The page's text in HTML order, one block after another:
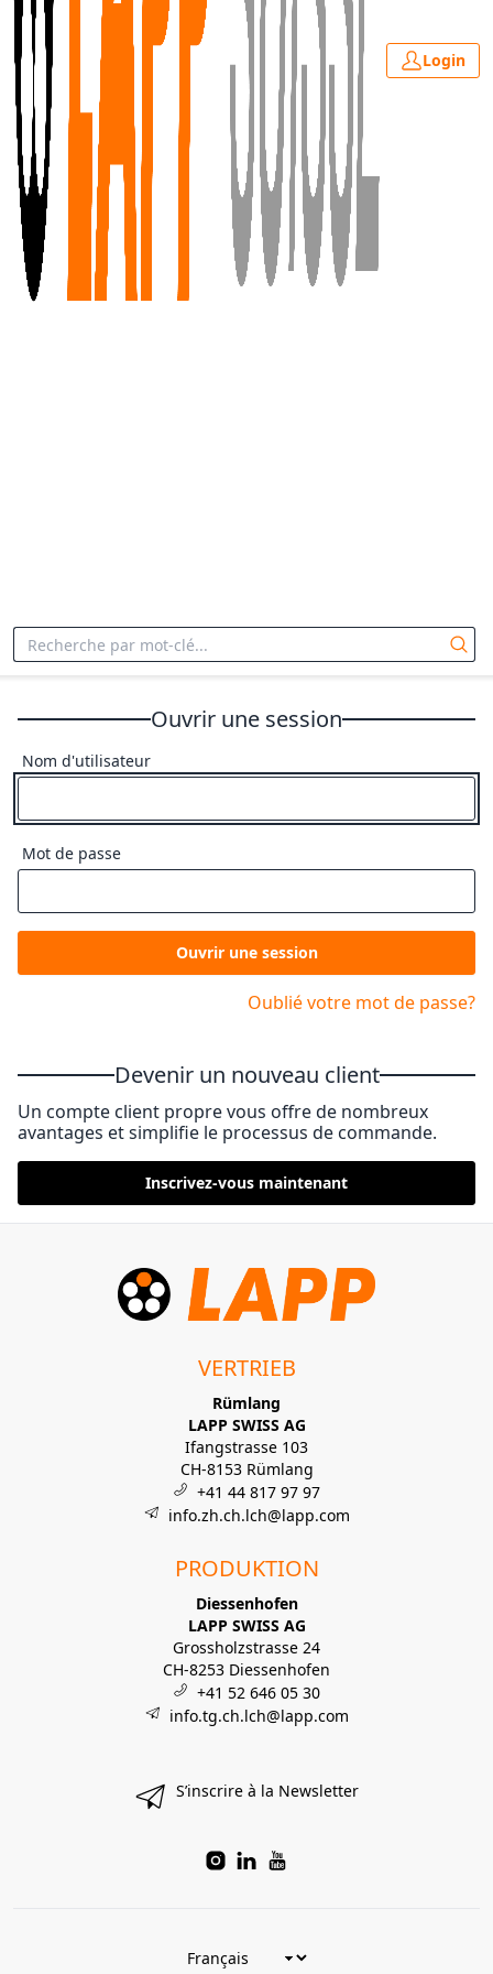
Login
Ouvrir une session
Nom d'utilisateur
Mot de passe
Ouvrir une session
Oublié votre mot de passe?
Devenir un nouveau client
Un compte client propre vous offre de nombreux
avantages et simplifie le processus de commande.
Inscrivez-vous maintenant
VERTRIEB
Rümlang
LAPP SWISS AG
Ifangstrasse 103
CH-8153 Rümlang
+41 44 817 97 97
info.zh.ch.lch@lapp.com
PRODUKTION
Diessenhofen
LAPP SWISS AG
Grossholzstrasse 24
CH-8253 Diessenhofen
+41 52 646 05 30
info.tg.ch.lch@lapp.com
S’inscrire à la Newsletter